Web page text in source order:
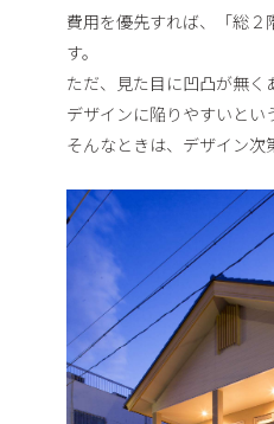
費用を優先すれば、「総
す。
ただ、見た目に凹凸が無
デザインに陥りやすいとい
そんなときは、デザイン次